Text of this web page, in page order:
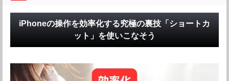
iPhoneの操作を効率化する究極の裏技「ショートカ
ット」を使いこなそう